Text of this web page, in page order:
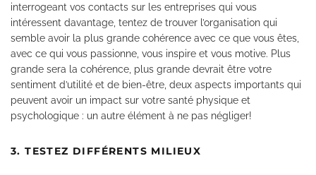
interrogeant vos contacts sur les entreprises qui vous
intéressent davantage, tentez de trouver l’organisation qui
semble avoir la plus grande cohérence avec ce que vous êtes,
avec ce qui vous passionne, vous inspire et vous motive. Plus
grande sera la cohérence, plus grande devrait être votre
sentiment d’utilité et de bien-être, deux aspects importants qui
peuvent avoir un impact sur votre santé physique et
psychologique : un autre élément à ne pas négliger!
3. TESTEZ DIFFÉRENTS MILIEUX